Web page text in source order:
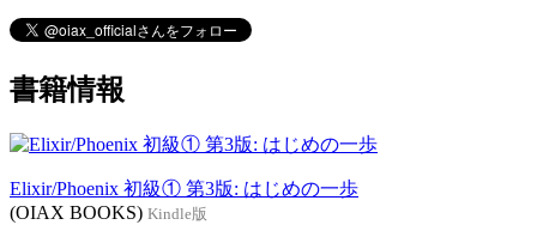
書籍情報
Elixir/Phoenix 初級① 第3版: はじめの一歩
(OIAX BOOKS) Kindle版